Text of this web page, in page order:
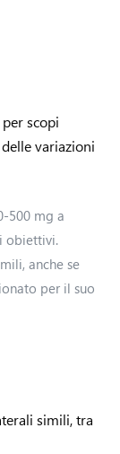
scopi
variazioni
500 mg a
obiettivi.
anche se
per il suo
simili, tra